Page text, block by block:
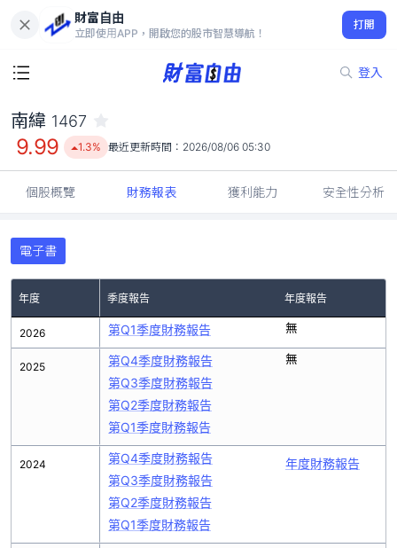
財富自由
立即使用APP，開啟您的股市智慧導航！
打開
登入
9.99
1.3%
南緯 1467
9.99 1.3% 最近更新時間： 2026/08/06 05:30
個股概覽 財務報表 獲利能力 安全性分析
電子書
年度 季度報告 年度報告
2026
2025
2024
第Q1季度財務報告 無
第Q4季度財務報告
第Q3季度財務報告
第Q2季度財務報告
第Q1季度財務報告
無
第Q4季度財務報告
第Q3季度財務報告
第Q2季度財務報告
第Q1季度財務報告
年度財務報告